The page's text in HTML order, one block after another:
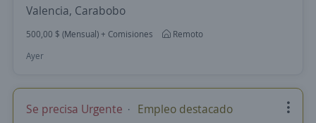
Valencia, Carabobo
500,00 $ (Mensual) + Comisiones
Remoto
Ayer
Se precisa Urgente Empleo destacado